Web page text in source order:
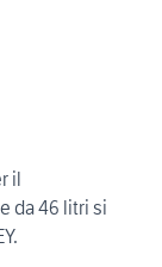
il
da 46 litri si